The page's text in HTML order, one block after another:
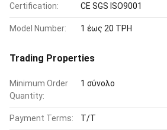
Certification: CE SGS ISO9001
Model Number: 1 έως 20 TPH
Trading Properties
Minimum Order
Quantity:
1 σύνολο
Payment Terms: Τ/Τ